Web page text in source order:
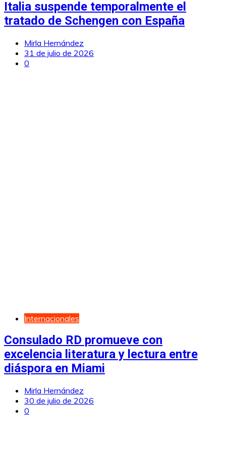
Italia suspende temporalmente el
tratado de Schengen con España
Mirla Hernández
31 de julio de 2026
0
Internacionales
Consulado RD promueve con
excelencia literatura y lectura entre
diáspora en Miami
Mirla Hernández
30 de julio de 2026
0